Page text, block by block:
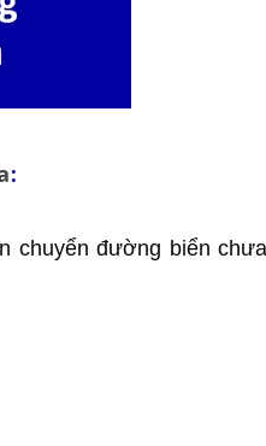
:
chuyển đường biển